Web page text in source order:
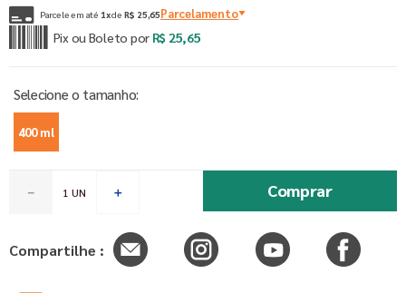
Parcele em até 1xde R$ 25,65Parcelamento
Pix ou Boleto por R$ 25,65
400 ml
＋
－ Comprar
Compartilhe :